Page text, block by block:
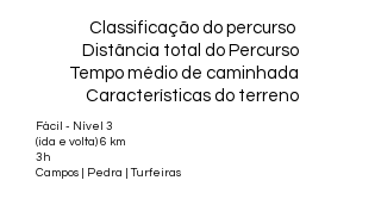
Classificação do percurso
Distância total do Percurso
Tempo médio de caminhada
Características do terreno
Fácil - Nível 3
(ida e volta) 6 km
3h
Campos | Pedra | Turfeiras